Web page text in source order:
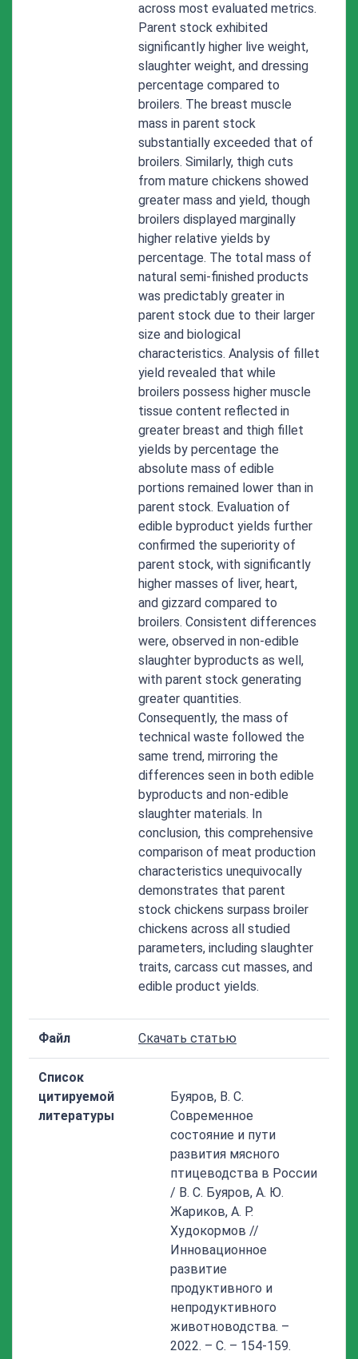
across most evaluated metrics.
Parent stock exhibited
significantly higher live weight,
slaughter weight, and dressing
percentage compared to
broilers. The breast muscle
mass in parent stock
substantially exceeded that of
broilers. Similarly, thigh cuts
from mature chickens showed
greater mass and yield, though
broilers displayed marginally
higher relative yields by
percentage. The total mass of
natural semi-finished products
was predictably greater in
parent stock due to their larger
size and biological
characteristics. Analysis of fillet
yield revealed that while
broilers possess higher muscle
tissue content reflected in
greater breast and thigh fillet
yields by percentage the
absolute mass of edible
portions remained lower than in
parent stock. Evaluation of
edible byproduct yields further
confirmed the superiority of
parent stock, with significantly
higher masses of liver, heart,
and gizzard compared to
broilers. Consistent differences
were, observed in non-edible
slaughter byproducts as well,
with parent stock generating
greater quantities.
Consequently, the mass of
technical waste followed the
same trend, mirroring the
differences seen in both edible
byproducts and non-edible
slaughter materials. In
conclusion, this comprehensive
comparison of meat production
characteristics unequivocally
demonstrates that parent
stock chickens surpass broiler
chickens across all studied
parameters, including slaughter
traits, carcass cut masses, and
edible product yields.
Файл Скачать статью
Список
цитируемой
литературы
Буяров, В. С.
Современное
состояние и пути
развития мясного
птицеводства в России
/ В. С. Буяров, А. Ю.
Жариков, А. Р.
Худокормов //
Инновационное
развитие
продуктивного и
непродуктивного
животноводства. –
2022. – С. – 154-159.